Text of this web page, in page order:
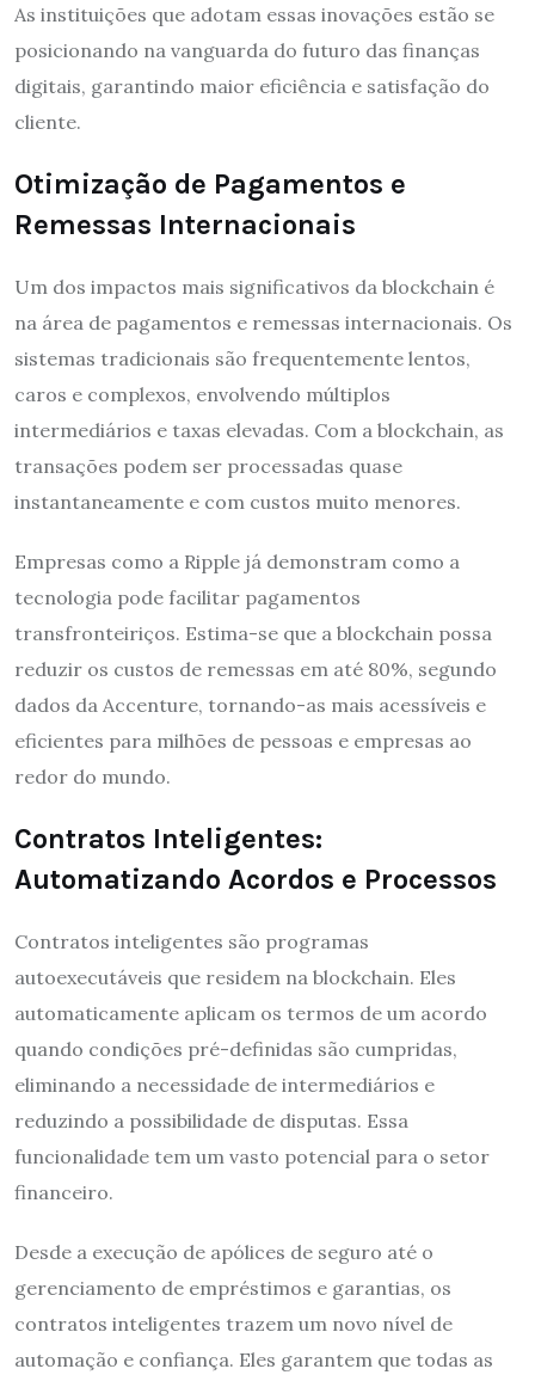
As instituições que adotam essas inovações estão se
posicionando na vanguarda do futuro das finanças
digitais, garantindo maior eficiência e satisfação do
cliente.
Otimização de Pagamentos e
Remessas Internacionais
Um dos impactos mais significativos da blockchain é
na área de pagamentos e remessas internacionais. Os
sistemas tradicionais são frequentemente lentos,
caros e complexos, envolvendo múltiplos
intermediários e taxas elevadas. Com a blockchain, as
transações podem ser processadas quase
instantaneamente e com custos muito menores.
Empresas como a Ripple já demonstram como a
tecnologia pode facilitar pagamentos
transfronteiriços. Estima-se que a blockchain possa
reduzir os custos de remessas em até 80%, segundo
dados da Accenture, tornando-as mais acessíveis e
eficientes para milhões de pessoas e empresas ao
redor do mundo.
Contratos Inteligentes:
Automatizando Acordos e Processos
Contratos inteligentes são programas
autoexecutáveis que residem na blockchain. Eles
automaticamente aplicam os termos de um acordo
quando condições pré-definidas são cumpridas,
eliminando a necessidade de intermediários e
reduzindo a possibilidade de disputas. Essa
funcionalidade tem um vasto potencial para o setor
financeiro.
Desde a execução de apólices de seguro até o
gerenciamento de empréstimos e garantias, os
contratos inteligentes trazem um novo nível de
automação e confiança. Eles garantem que todas as